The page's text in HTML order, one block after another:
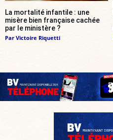
La mortalité infantile : une
misère bien française cachée
par le ministère ?
Par Victoire Riquetti